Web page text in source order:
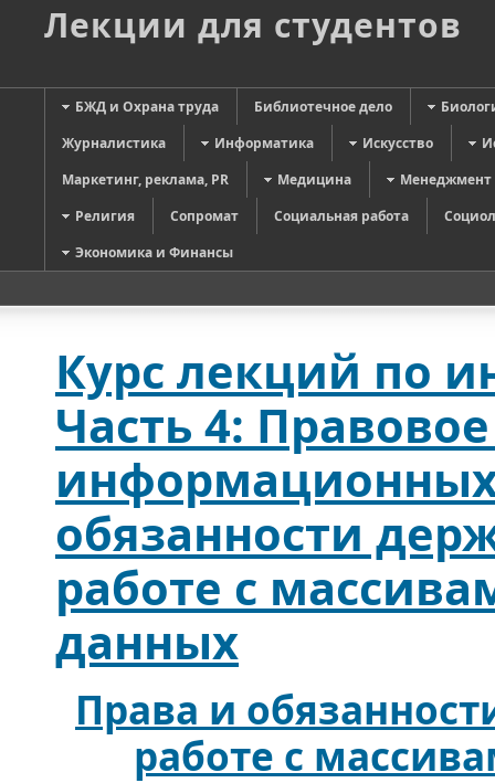
Лекции для студентов
БЖД и Охрана труда Библиотечное дело
Журналистика
Информатика Искусство
Маркетинг, реклама, PR
Медицина
Менеджмент
Религия
Сопромат Социальная работа
Экономика и Финансы
Курс лекций по
Часть 4:
обязанности
работе с
данных
Права и
работе с